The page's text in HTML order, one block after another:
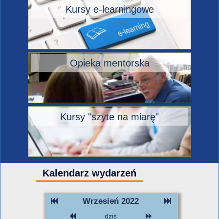
Kursy e-learningowe
Opieka mentorska
Kursy "szyte na miarę"
Kalendarz wydarzeń
Wrzesień 2022
dziś